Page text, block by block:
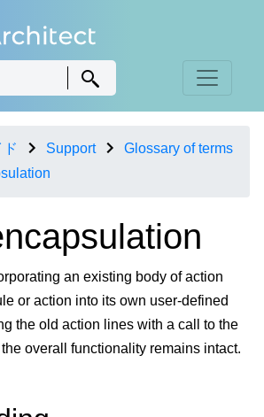
Support
Glossary of terms
an existing body of action
or action into its own user-defined
the old action lines with a call to the
overall functionality remains intact.